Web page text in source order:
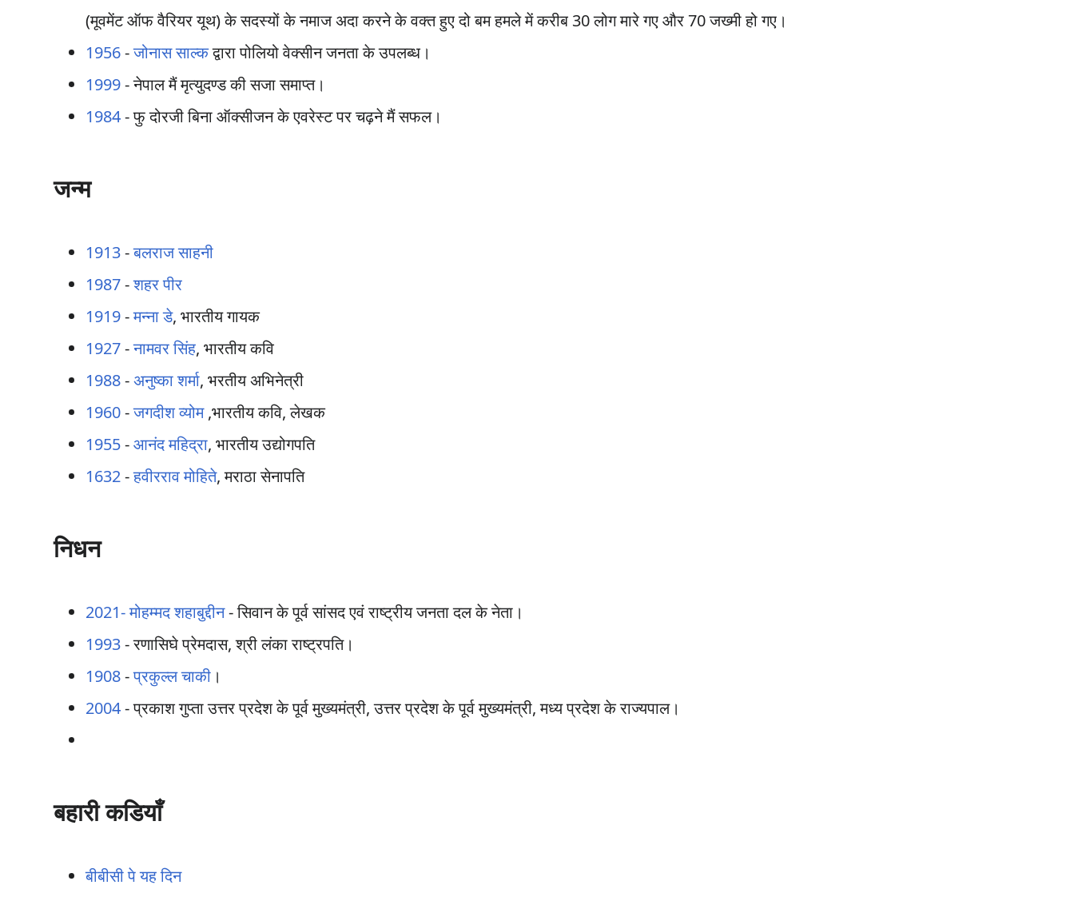
(मूवमेंट ऑफ वैरियर यूथ) के सदस्यों के नमाज अदा करने के वक्त हुए दो बम हमले में करीब 30 लोग मारे गए और 70 जख्मी हो गए।
1956-जोनास साल्कद्वारा पोलियो वेक्सीन जनता के उपलब्ध।
1999- नेपाल मैं मृत्युदण्ड की सजा समाप्त।
1984- फु दोरजी बिना ऑक्सीजन के एवरेस्ट पर चढ़ने मैं सफल।
जन्म
1913-बलराज साहनी
1987-शहर पीर
1919-मन्ना डे, भारतीय गायक
1927-नामवर सिंह, भारतीय कवि
1988-अनुष्का शर्मा, भरतीय अभिनेत्री
1960-जगदीश व्योम,भारतीय कवि, लेखक
1955-आनंद महिद्रा, भारतीय उद्योगपति
1632-हवीरराव मोहिते, मराठा सेनापति
निधन
2021-मोहम्मद शहाबुद्दीन- सिवान के पूर्व सांसद एवं राष्ट्रीय जनता दल के नेता।
1993- रणासिघे प्रेमदास, श्री लंका राष्ट्रपति।
1908-प्रकुल्ल चाकी ।
2004- प्रकाश गुप्ता उत्तर प्रदेश के पूर्व मुख्यमंत्री, उत्तर प्रदेश के पूर्व मुख्यमंत्री, मध्य प्रदेश के राज्यपाल।
बहारी कडियाँ
बीबीसी पे यह दिन